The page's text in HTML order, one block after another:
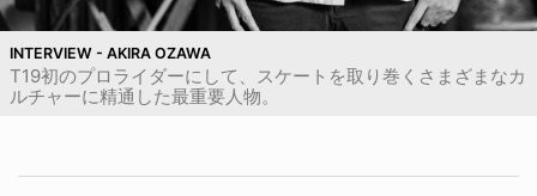
INTERVIEW - AKIRA OZAWA
T19初のプロライダーにして、スケートを取り巻くさまざまなカ
ルチャーに精通した最重要人物。